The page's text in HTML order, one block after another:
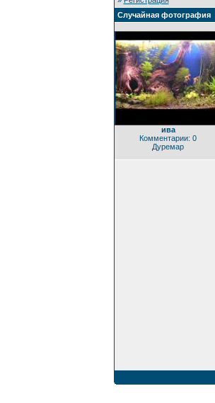
Случайная фотография
ива
Комментарии: 0
Дуремар